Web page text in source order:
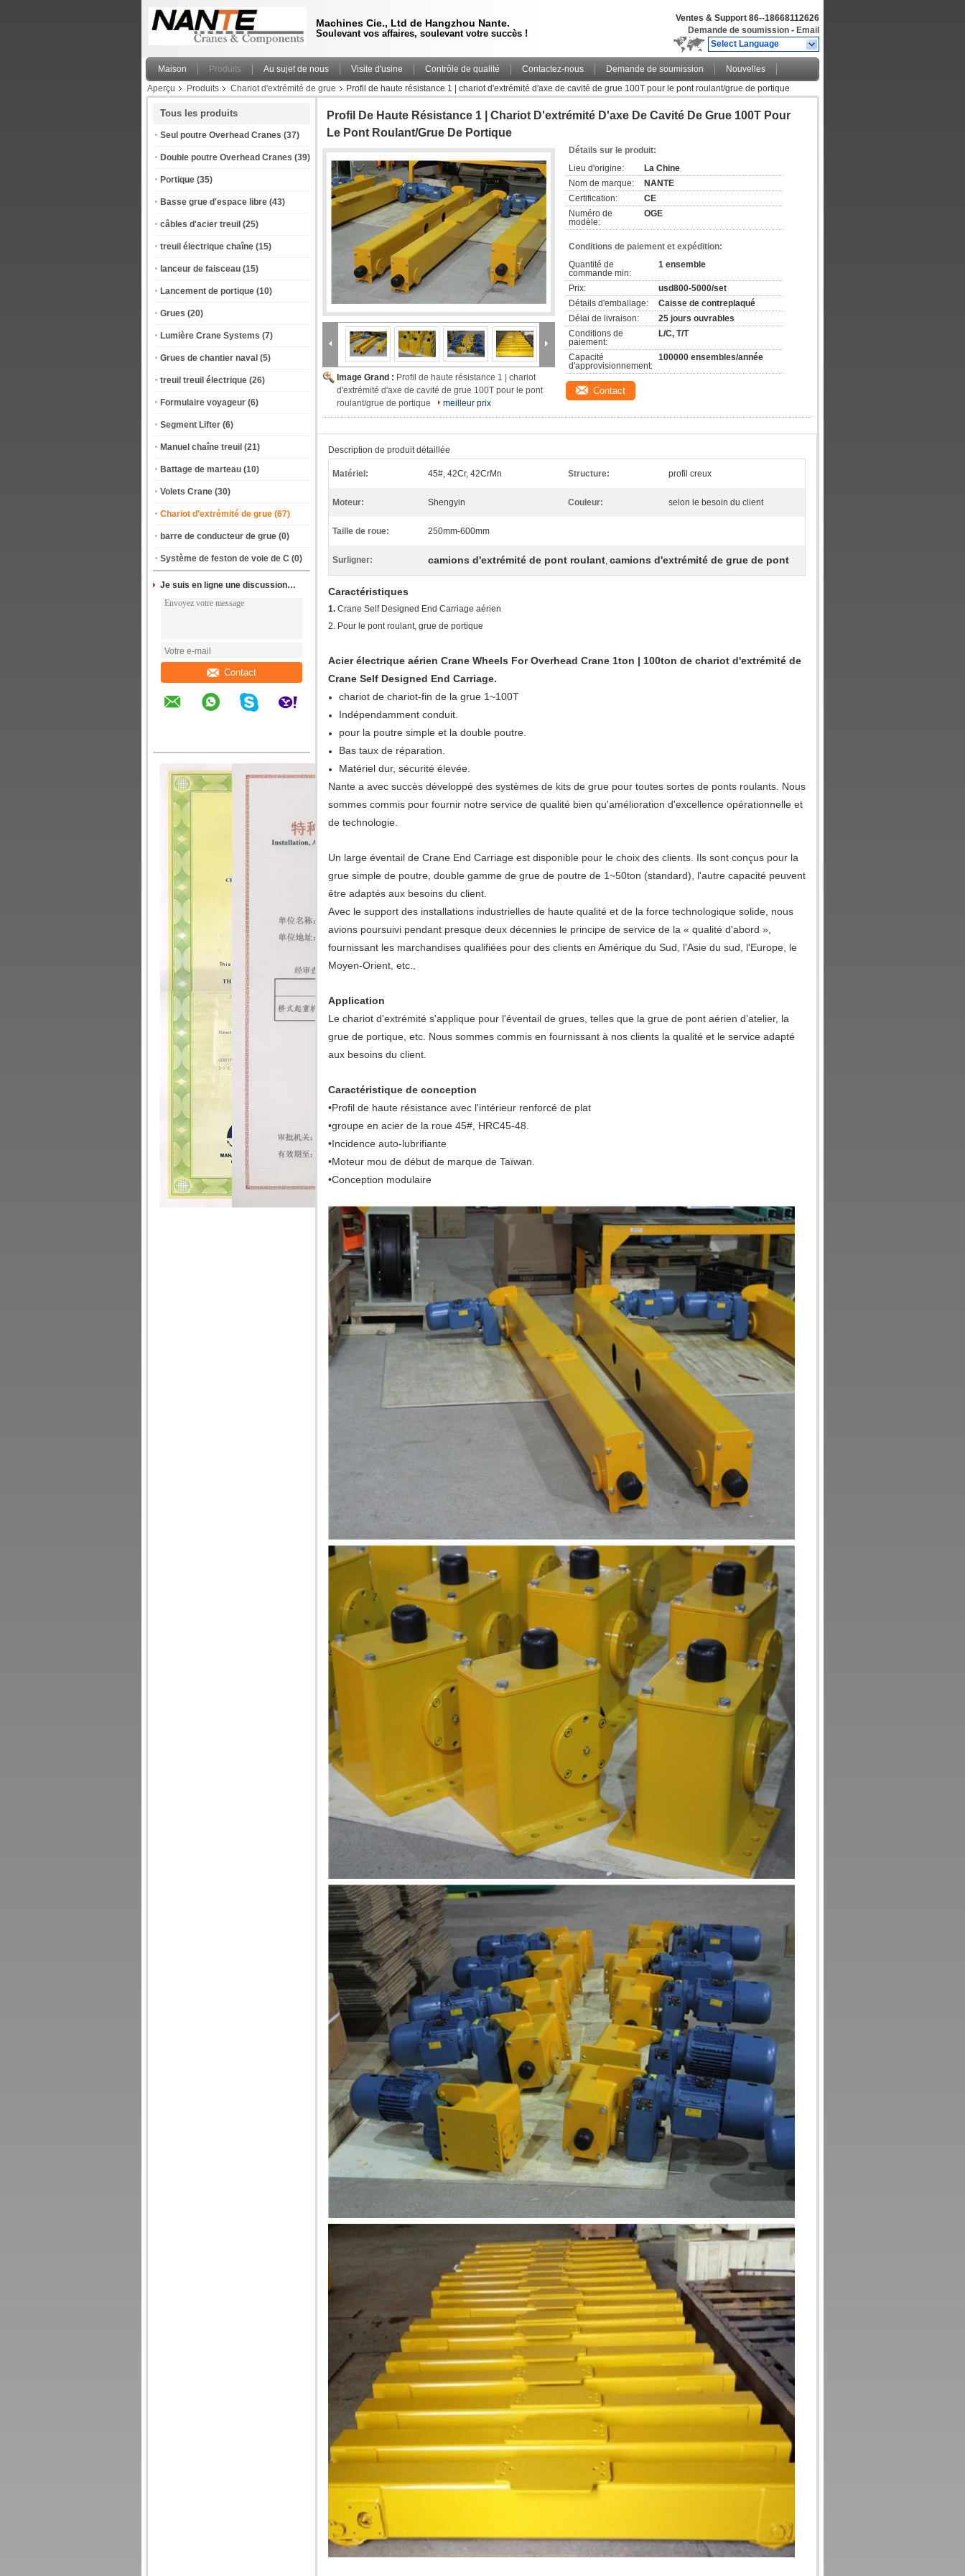
Machines Cie., Ltd de Hangzhou Nante.
Soulevant vos affaires, soulevant votre succès !
Ventes & Support 86--18668112626
Demande de soumission - Email
Select Language
Maison Produits Au sujet de nous Visite d'usine Contrôle de qualité Contactez-nous Demande de soumission
Nouvelles
Aperçu
Produits Chariot d'extrémité de grue Profil de haute résistance 1 | chariot d'extrémité d'axe de cavité de grue 100T pour le pont roulant/grue de portique
Tous les produits
Seul poutre Overhead Cranes (37)
Double poutre Overhead Cranes (39)
Portique (35)
Basse grue d'espace libre (43)
câbles d'acier treuil (25)
treuil électrique chaîne (15)
lanceur de faisceau (15)
Lancement de portique (10)
Grues (20)
Lumière Crane Systems (7)
Grues de chantier naval (5)
treuil treuil électrique (26)
Formulaire voyageur (6)
Segment Lifter (6)
Manuel chaîne treuil (21)
Battage de marteau (10)
Volets Crane (30)
Chariot d'extrémité de grue (67)
barre de conducteur de grue (0)
Système de feston de voie de C (0)
Je suis en ligne une discussion en ligne
Contact
Profil De Haute Résistance 1 | Chariot D'extrémité D'axe De Cavité De Grue 100T Pour
Le Pont Roulant/grue De Portique
Image Grand : Profil de haute résistance 1 | chariot
d'extrémité d'axe de cavité de grue 100T pour le pont
roulant/grue de portique
meilleur prix
Détails sur le produit:
Lieu d'origine:
La Chine
Nom de marque:
NANTE
Certification:
CE
Numéro de
modèle:
OGE
Conditions de paiement et expédition:
Quantité de
commande min:
1 ensemble
Prix:
usd800-5000/set
Détails d'emballage:
Caisse de contreplaqué
Délai de livraison:
25 jours ouvrables
Conditions de
paiement:
L/C, T/T
Capacité
d'approvisionnement:
100000 ensembles/année
Contact
Description de produit détaillée
Matériel: 45#, 42Cr, 42CrMn Structure: profil creux
Moteur: Shengyin Couleur: selon le besoin du client
Taille de roue: 250mm-600mm
Surligner: camions d'extrémité de pont roulant, camions d'extrémité de grue de pont
Caractéristiques
1. Crane Self Designed End Carriage aérien
2. Pour le pont roulant, grue de portique
Acier électrique aérien Crane Wheels For Overhead Crane 1ton | 100ton de chariot d'extrémité de
Crane Self Designed End Carriage.
chariot de chariot-fin de la grue 1~100T
Indépendamment conduit.
pour la poutre simple et la double poutre.
Bas taux de réparation.
Matériel dur, sécurité élevée.
Nante a avec succès développé des systèmes de kits de grue pour toutes sortes de ponts roulants. Nous
sommes commis pour fournir notre service de qualité bien qu'amélioration d'excellence opérationnelle et
de technologie.
Un large éventail de Crane End Carriage est disponible pour le choix des clients. Ils sont conçus pour la
grue simple de poutre, double gamme de grue de poutre de 1~50ton (standard), l'autre capacité peuvent
être adaptés aux besoins du client.
Avec le support des installations industrielles de haute qualité et de la force technologique solide, nous
avions poursuivi pendant presque deux décennies le principe de service de la « qualité d'abord »,
fournissant les marchandises qualifiées pour des clients en Amérique du Sud, l'Asie du sud, l'Europe, le
Moyen-Orient, etc.,
Application
Le chariot d'extrémité s'applique pour l'éventail de grues, telles que la grue de pont aérien d'atelier, la
grue de portique, etc. Nous sommes commis en fournissant à nos clients la qualité et le service adapté
aux besoins du client.
Caractéristique de conception
•Profil de haute résistance avec l'intérieur renforcé de plat
•groupe en acier de la roue 45#, HRC45-48.
•Incidence auto-lubrifiante
•Moteur mou de début de marque de Taïwan.
•Conception modulaire